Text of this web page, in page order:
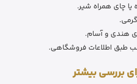
چای همراه شیر.
هندی و آسام.
طبق اطلاعات فروشگاهی.
بررسی بیشتر